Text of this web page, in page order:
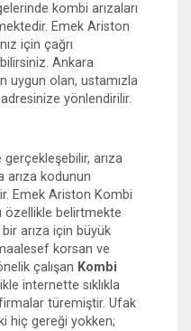
kombi arızaları
Emek Ariston
için çağrı
Ankara
uygun olan, ustamızla
yönlendirilir.
gerçekleşebilir, arıza
arıza kodunun
Emek Ariston Kombi
özellikle belirtmekte
arıza için büyük
korsan ve
çalışan Kombi
internette sıklıkla
firmalar türemiştir. Ufak
hiç gereği yokken;